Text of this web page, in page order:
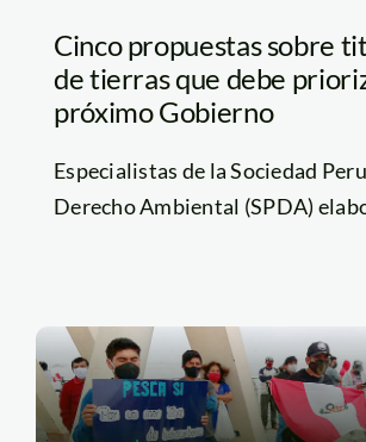
Cinco propuestas sobre
de tierras que debe
próximo Gobierno
Especialistas de la Sociedad
Derecho Ambiental (SPDA)